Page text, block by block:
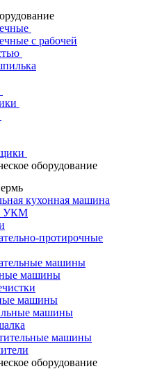
с рабочей
оборудование
кухонная машина
УКМ
протирочные
машины
машины
машины
машины
машины
оборудование